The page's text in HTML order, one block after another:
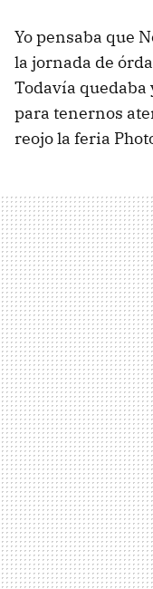
Yo pensaba que
la jornada de
Todavía
para tenernos
reojo la feria